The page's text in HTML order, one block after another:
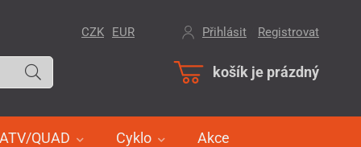
košík je prázdný
ATV/QUAD Cyklo Akce
CZK EUR Přihlásit Registrovat